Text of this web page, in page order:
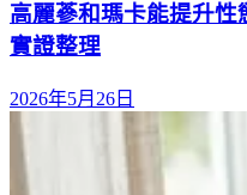
高麗蔘和瑪卡能提升
實證整理
2026年5月26日